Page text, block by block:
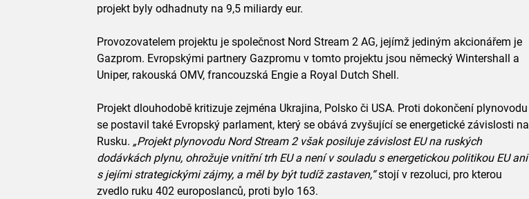
projekt byly odhadnuty na 9,5 miliardy eur.
Provozovatelem projektu je společnost Nord Stream 2 AG, jejímž jediným akcionářem je
Gazprom. Evropskými partnery Gazpromu v tomto projektu jsou německý Wintershall a
Uniper, rakouská OMV, francouzská Engie a Royal Dutch Shell.
Projekt dlouhodobě kritizuje zejména Ukrajina, Polsko či USA. Proti dokončení plynovodu
se postavil také Evropský parlament, který se obává zvyšující se energetické závislosti na
Rusku. „Projekt plynovodu Nord Stream 2 však posiluje závislost EU na ruských
dodávkách plynu, ohrožuje vnitřní trh EU a není v souladu s energetickou politikou EU ani
s jejími strategickými zájmy, a měl by být tudíž zastaven,“stojí v rezoluci, pro kterou
zvedlo ruku 402 europoslanců, proti bylo 163.